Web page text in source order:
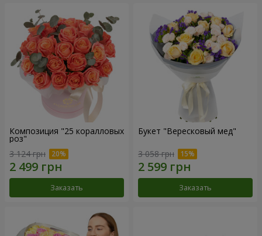
Композиция "25 коралловых
роз"
3 124 грн
Заказать
Букет "Вересковый мед"
3 058 грн
Заказать